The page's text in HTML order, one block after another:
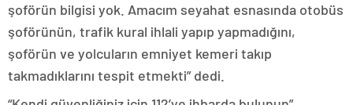
şoförün bilgisi yok. Amacım seyahat esnasında otobüs
şoförünün, trafik kural ihlali yapıp yapmadığını,
şoförün ve yolcuların emniyet kemeri takıp
takmadıklarını tespit etmekti” dedi.